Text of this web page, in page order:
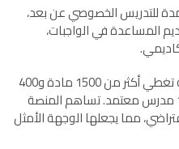
للتدريس الخصوصي عن بعد،
المساعدة في الواجبات،
تقدم المنصة خدمات تعليمية شاملة تغطي أكثر من 1500 مادة و400
تخصص، مع فريق يضم أكثر من 1500 مدرس معتمد. تساهم المنصة
أكثر من 3000 درس افتراضي، مما يجعلها الوجهة الأمثل